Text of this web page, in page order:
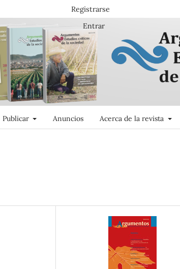
Publicar Anuncios Acerca de la revista
Registrarse
Entrar